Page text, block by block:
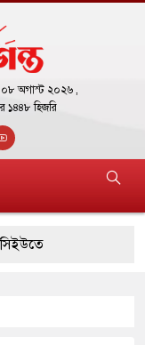
০৮ অগাস্ট ২০২৬ ,
১৪৪৮ হিজরি